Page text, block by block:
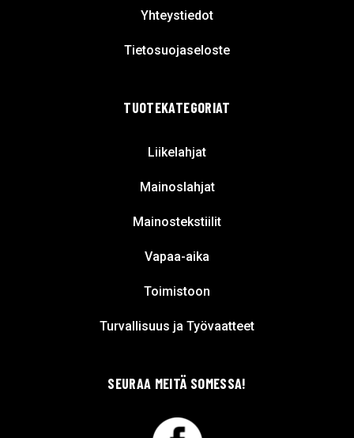
Yhteystiedot
Tietosuojaseloste
TUOTEKATEGORIAT
Liikelahjat
Mainoslahjat
Mainostekstiilit
Vapaa-aika
Toimistoon
Turvallisuus ja Työvaatteet
SEURAA MEITÄ SOMESSA!